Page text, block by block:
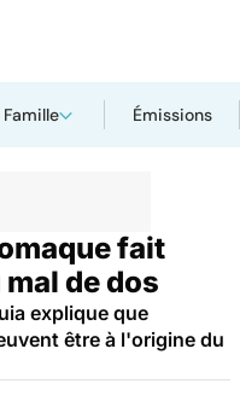
Famille Émissions
fait
de dos
explique que
être à l'origine du